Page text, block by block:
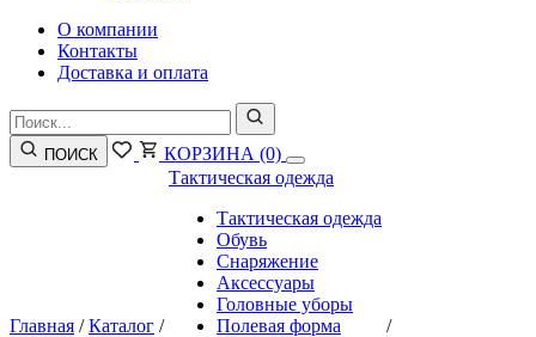
О компании
Контакты
Доставка и оплата
ПОИСК КОРЗИНА (0)
Главная /Каталог /
Тактическая одежда
Тактическая одежда
Обувь
Снаряжение
Аксессуары
Головные уборы
Полевая форма
/